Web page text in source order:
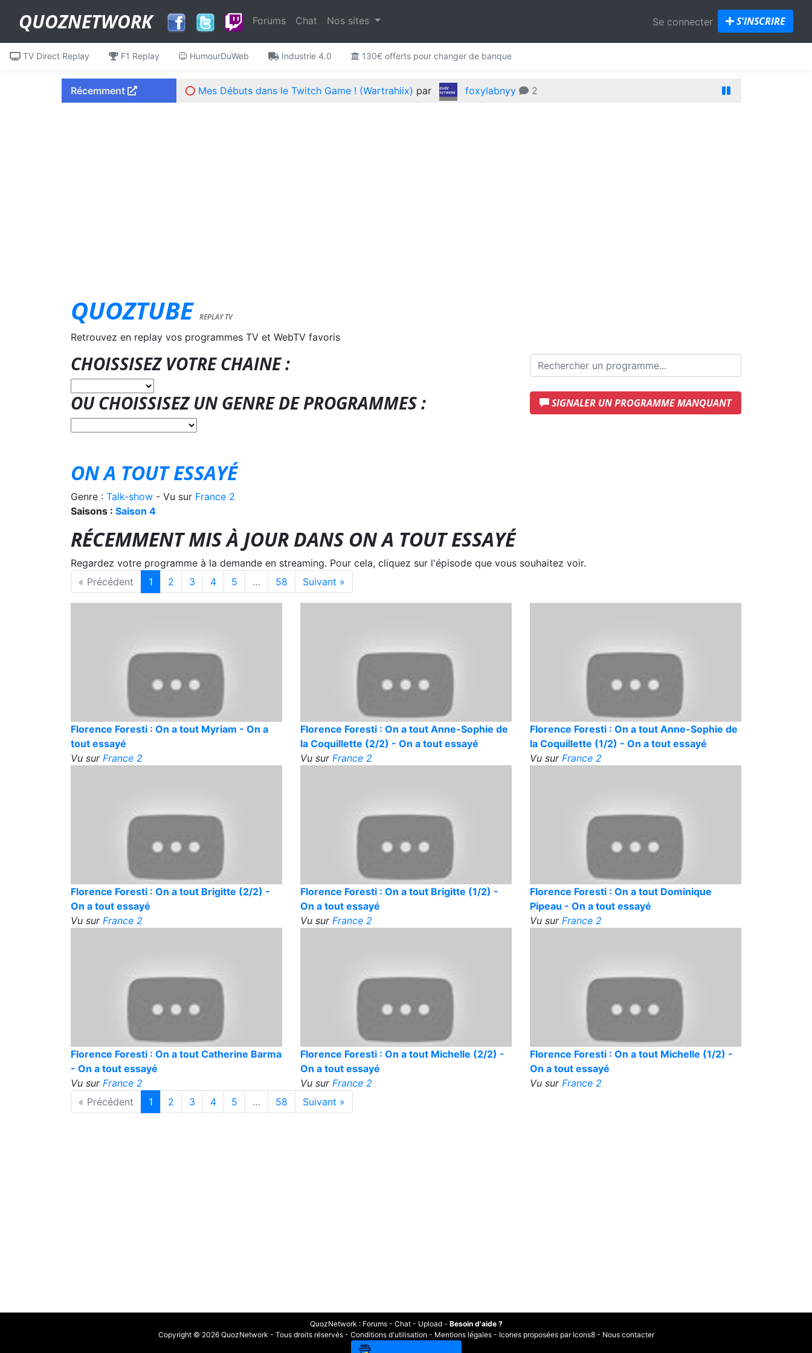
QUOZNETWORK Forums Chat Nos sites Se connecter S'INSCRIRE
TV Direct Replay F1 Replay HumourDuWeb Industrie 4.0 130€ offerts pour changer de banque
Récemment Mes Débuts dans le Twitch Game ! (Wartrahiix) par foxylabnyy 2
QUOZTUBE REPLAY TV
Retrouvez en replay vos programmes TV et WebTV favoris
CHOISSISEZ VOTRE CHAINE :
OU CHOISSISEZ UN GENRE DE PROGRAMMES :
SIGNALER UN PROGRAMME MANQUANT
ON A TOUT ESSAYÉ
Genre : Talk-show - Vu sur France 2
Saisons : Saison 4
RÉCEMMENT MIS À JOUR DANS ON A TOUT ESSAYÉ
Regardez votre programme à la demande en streaming. Pour cela, cliquez sur l'épisode que vous souhaitez voir.
« Précédent
1 2 3 4 5 … 58 Suivant »
Florence Foresti : On a tout Myriam - On a
tout essayé
Vu sur France 2
Florence Foresti : On a tout Anne-Sophie de
la Coquillette (2/2) - On a tout essayé
Vu sur France 2
Florence Foresti : On a tout Anne-Sophie de
la Coquillette (1/2) - On a tout essayé
Vu sur France 2
Florence Foresti : On a tout Brigitte (2/2) -
On a tout essayé
Vu sur France 2
Florence Foresti : On a tout Brigitte (1/2) -
On a tout essayé
Vu sur France 2
Florence Foresti : On a tout Dominique
Pipeau - On a tout essayé
Vu sur France 2
Florence Foresti : On a tout Catherine Barma
- On a tout essayé
Vu sur France 2
Florence Foresti : On a tout Michelle (2/2) -
On a tout essayé
Vu sur France 2
Florence Foresti : On a tout Michelle (1/2) -
On a tout essayé
Vu sur France 2
« Précédent
1 2 3 4 5 … 58 Suivant »
QuozNetwork : Forums- Chat- Upload- Besoin d'aide ?
Copyright © 2026 QuozNetwork - Tous droits réservés - Conditions d'utilisation - Mentions légales- Icones proposées par Icons8- Nous contacter